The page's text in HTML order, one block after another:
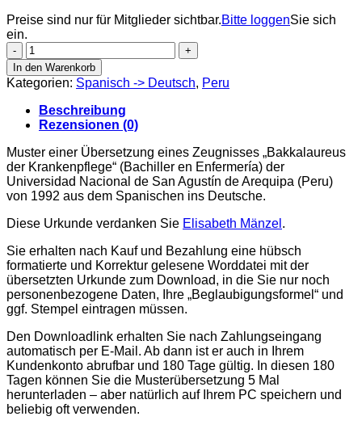
Preise sind nur für Mitglieder sichtbar.Bitte loggenSie sich
ein.
Bachiller
en
Enfermería
-
Arequipa
(Peru)
1992
Menge
In den Warenkorb
Kategorien: Spanisch -> Deutsch, Peru
Beschreibung
Rezensionen (0)
Muster einer Übersetzung eines Zeugnisses „Bakkalaureus
der Krankenpflege“ (Bachiller en Enfermería) der
Universidad Nacional de San Agustín de Arequipa (Peru)
von 1992 aus dem Spanischen ins Deutsche.
Diese Urkunde verdanken Sie Elisabeth Mänzel .
Sie erhalten nach Kauf und Bezahlung eine hübsch
formatierte und Korrektur gelesene Worddatei mit der
übersetzten Urkunde zum Download, in die Sie nur noch
personenbezogene Daten, Ihre „Beglaubigungsformel“ und
ggf. Stempel eintragen müssen.
Den Downloadlink erhalten Sie nach Zahlungseingang
automatisch per E-Mail. Ab dann ist er auch in Ihrem
Kundenkonto abrufbar und 180 Tage gültig. In diesen 180
Tagen können Sie die Musterübersetzung 5 Mal
herunterladen – aber natürlich auf Ihrem PC speichern und
beliebig oft verwenden.